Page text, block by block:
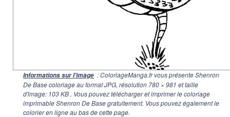
Informations sur l'image : ColoriageManga.fr vous présente Shenron
De Base coloriage au format JPG, résolution 780 × 981 et taille
d'image: 103 KB . Vous pouvez télécharger et imprimer le coloriage
imprimable Shenron De Base gratuitement. Vous pouvez également le
colorier en ligne au bas de cette page.